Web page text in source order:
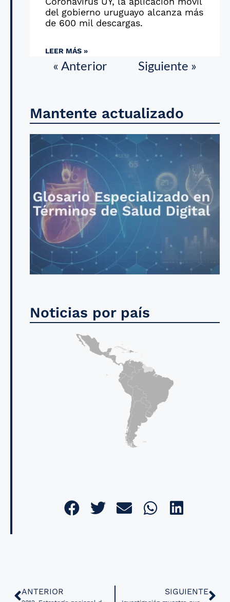
del gobierno uruguayo alcanza más
de 600 mil descargas.
LEER MÁS »
« Anterior Siguiente »
Mantente actualizado
Noticias por país
ANTERIOR SIGUIENTE